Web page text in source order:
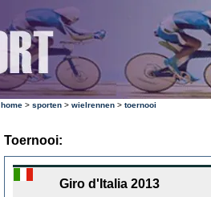
home > sporten > wielrennen > toernooi
Toernooi:
Giro d'Italia 2013